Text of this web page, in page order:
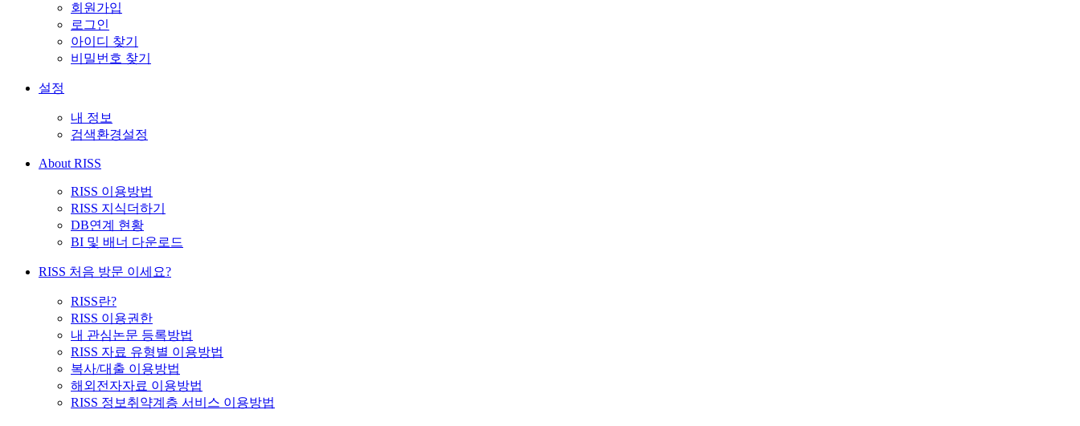
회원가입
로그인
아이디 찾기
비밀번호 찾기
설정
내 정보
검색환경설정
About RISS
RISS 이용방법
RISS 지식더하기
DB연계 현황
BI 및 배너 다운로드
RISS 처음 방문 이세요?
RISS란?
RISS 이용권한
내 관심논문 등록방법
RISS 자료 유형별 이용방법
복사/대출 이용방법
해외전자자료 이용방법
RISS 정보취약계층 서비스 이용방법